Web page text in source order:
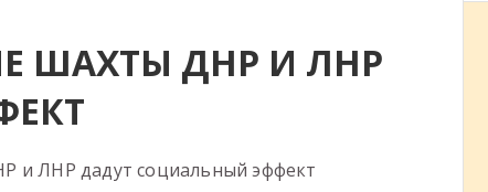
ШАХТЫ ДНР И ЛНР
и ЛНР дадут социальный эффект